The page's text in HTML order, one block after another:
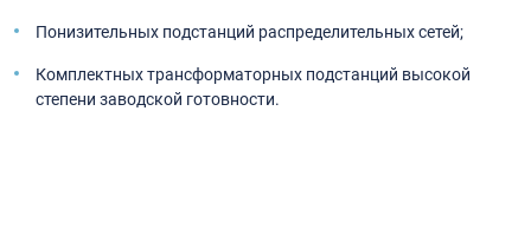
Понизительных подстанций распределительных сетей;
Комплектных трансформаторных подстанций высокой
степени заводской готовности.